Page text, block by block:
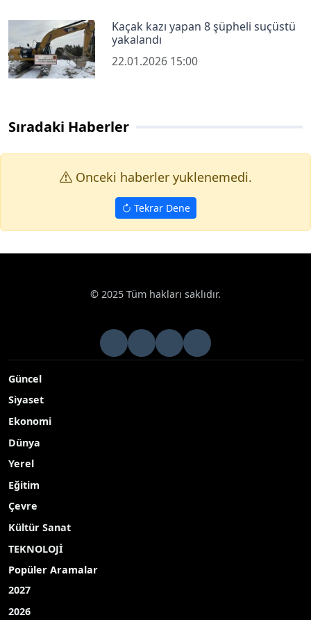
Kaçak kazı yapan 8 şüpheli suçüstü
yakalandı
22.01.2026 15:00
Sıradaki Haberler
Onceki haberler yuklenemedi.
Tekrar Dene
© 2025 Tüm hakları saklıdır.
Güncel
Siyaset
Ekonomi
Dünya
Yerel
Eğitim
Çevre
Kültür Sanat
TEKNOLOJİ
Popüler Aramalar
2027
2026